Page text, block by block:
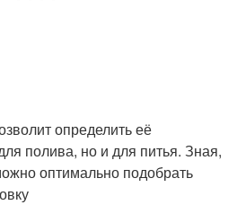
определить её
полива, но и для питья. Зная,
оптимально подобрать